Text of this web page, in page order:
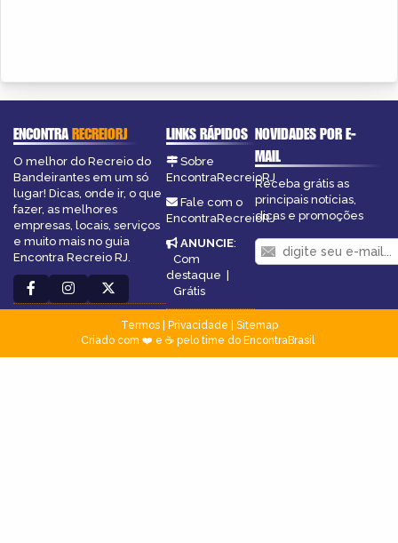
ENCONTRARECREIORJ
O melhor do Recreio do
Bandeirantes em um só
lugar! Dicas, onde ir, o que
fazer, as melhores
empresas, locais, serviços
e muito mais no guia
Encontra Recreio RJ.
LINKS RÁPIDOS
Sobre
EncontraRecreioRJ
Fale com o
EncontraRecreioRJ
ANUNCIE:
Com
destaque |
Grátis
NOVIDADES POR E-
MAIL
Receba grátis as
principais notícias,
dicas e promoções
Termos| Privacidade
Sitemap
Criado com ❤️ e ☕ pelo time do EncontraBrasil